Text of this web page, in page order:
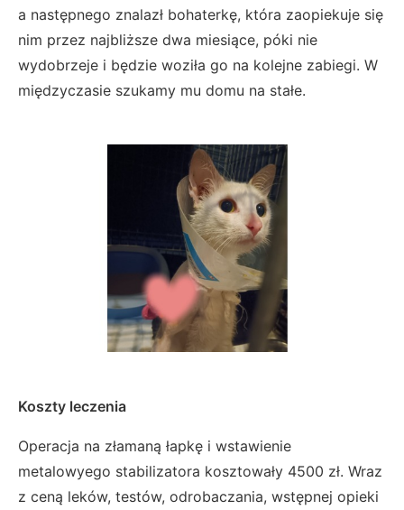
a następnego znalazł bohaterkę, która zaopiekuje się
nim przez najbliższe dwa miesiące, póki nie
wydobrzeje i będzie woziła go na kolejne zabiegi. W
międzyczasie szukamy mu domu na stałe.
Koszty leczenia
Operacja na złamaną łapkę i wstawienie
metalowyego stabilizatora kosztowały 4500 zł. Wraz
z ceną leków, testów, odrobaczania, wstępnej opieki